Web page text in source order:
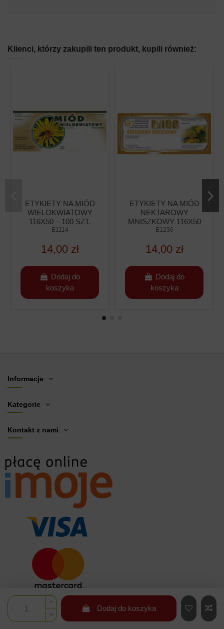
Dodaj do koszyka
Klienci, którzy zakupili ten produkt, kupili również:
ETYKIETY NA MIÓD
WIELOKWIATOWY
116X50 – 100 SZT.
E1114
14,00 zł
Dodaj do
koszyka
ETYKIETY NA MIÓD
NEKTAROWY
MNISZKOWY 116X50
– 100 SZT.
E1236
14,00 zł
Dodaj do
koszyka
Informacje
Kategorie
Kontakt z nami